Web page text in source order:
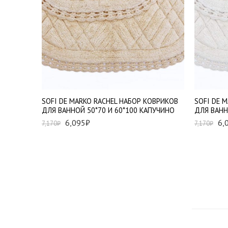
SOFI DE MARKO RACHEL НАБОР КОВРИКОВ
ДЛЯ ВАННОЙ 50*70 И 60*100 КАПУЧИНО
7,170₽ 6,095₽
SOFI DE
ДЛЯ
7,170₽